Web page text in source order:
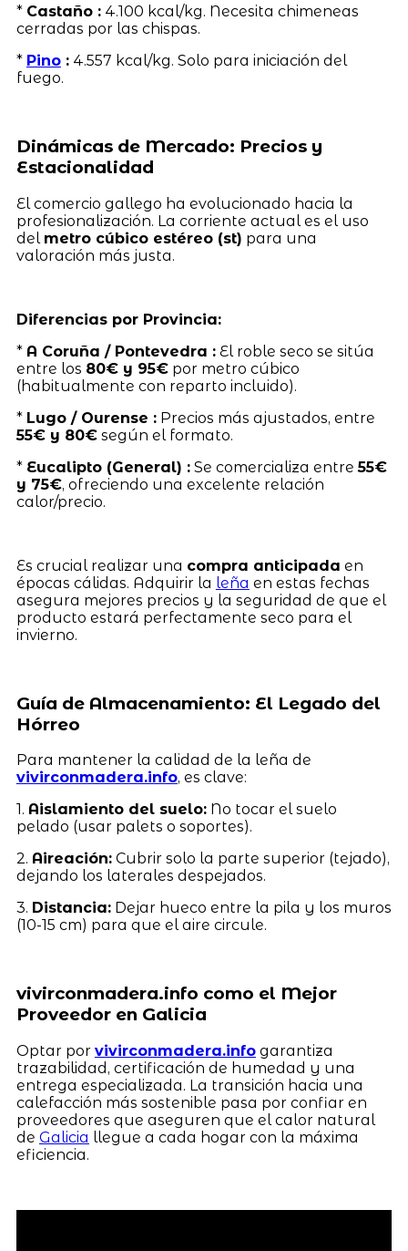
* Castaño :4.100 kcal/kg. Necesita chimeneas
cerradas por las chispas.
* Pino:4.557 kcal/kg. Solo para iniciación del
fuego.
Dinámicas de Mercado: Precios y
Estacionalidad
El comercio gallego ha evolucionado hacia la
profesionalización. La corriente actual es el uso
del metro cúbico estéreo (st) para una
valoración más justa.
Diferencias por Provincia:
* A Coruña / Pontevedra :El roble seco se sitúa
entre los 80€ y 95€por metro cúbico
(habitualmente con reparto incluido).
* Lugo / Ourense :Precios más ajustados, entre
55€ y 80€según el formato.
* Eucalipto (General) :Se comercializa entre55€
y 75€, ofreciendo una excelente relación
calor/precio.
Es crucial realizar una compra anticipada en
épocas cálidas. Adquirir la leña en estas fechas
asegura mejores precios y la seguridad de que el
producto estará perfectamente seco para el
invierno.
Guía de Almacenamiento: El Legado del
Hórreo
Para mantener la calidad de la leña de
vivirconmadera.info, es clave:
1. Aislamiento del suelo:No tocar el suelo
pelado (usar palets o soportes).
2. Aireación:Cubrir solo la parte superior (tejado),
dejando los laterales despejados.
3. Distancia:Dejar hueco entre la pila y los muros
(10-15 cm) para que el aire circule.
vivirconmadera.info como el Mejor
Proveedor en Galicia
Optar por vivirconmadera.infogarantiza
trazabilidad, certificación de humedad y una
entrega especializada. La transición hacia una
calefacción más sostenible pasa por confiar en
proveedores que aseguren que el calor natural
de Galicia llegue a cada hogar con la máxima
eficiencia.